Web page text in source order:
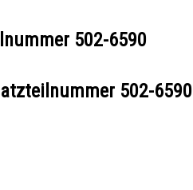
502-6590
502-6590